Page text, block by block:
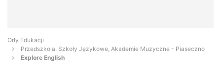
Orły Edukacji
Przedszkola, Szkoły Językowe, Akademie Muzyczne - Piaseczno
Explore English